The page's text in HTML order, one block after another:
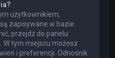
użytkownikiem,
zapisywane w bazie
przejdź do panelu
tym miejscu możesz
i preferencji. Odnośnik